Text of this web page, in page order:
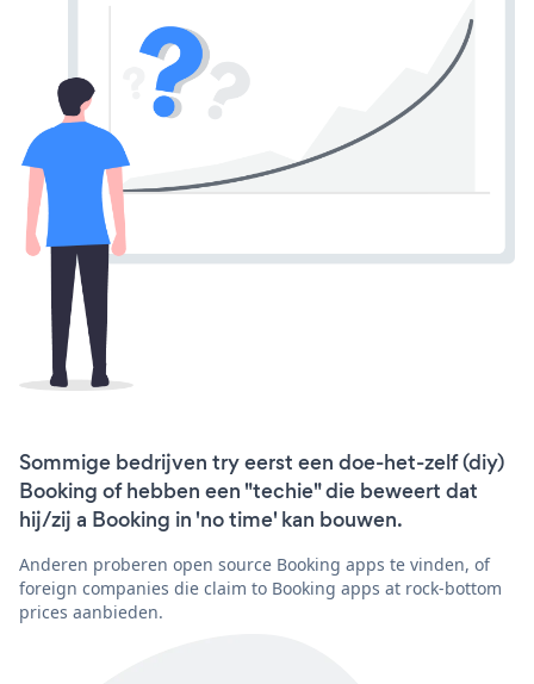
Sommige bedrijven try eerst een doe-het-zelf (diy)
Booking of hebben een "techie" die beweert dat
hij/zij a Booking in 'no time' kan bouwen.
Anderen proberen open source Booking apps te vinden, of
foreign companies die claim to Booking apps at rock-bottom
prices aanbieden.